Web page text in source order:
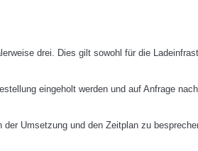
drei. Dies gilt sowohl für die
eingeholt werden und auf Anfrage
Umsetzung und den Zeitplan zu